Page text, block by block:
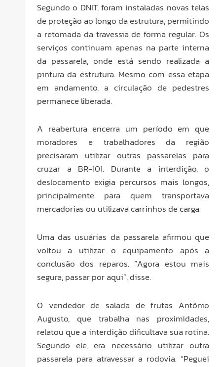
Segundo o DNIT, foram instaladas novas telas
de proteção ao longo da estrutura, permitindo
a retomada da travessia de forma regular. Os
serviços continuam apenas na parte interna
da passarela, onde está sendo realizada a
pintura da estrutura. Mesmo com essa etapa
em andamento, a circulação de pedestres
permanece liberada.
A reabertura encerra um período em que
moradores e trabalhadores da região
precisaram utilizar outras passarelas para
cruzar a BR-101. Durante a interdição, o
deslocamento exigia percursos mais longos,
principalmente para quem transportava
mercadorias ou utilizava carrinhos de carga.
Uma das usuárias da passarela afirmou que
voltou a utilizar o equipamento após a
conclusão dos reparos. “Agora estou mais
segura, passar por aqui”, disse.
O vendedor de salada de frutas Antônio
Augusto, que trabalha nas proximidades,
relatou que a interdição dificultava sua rotina.
Segundo ele, era necessário utilizar outra
passarela para atravessar a rodovia. “Peguei